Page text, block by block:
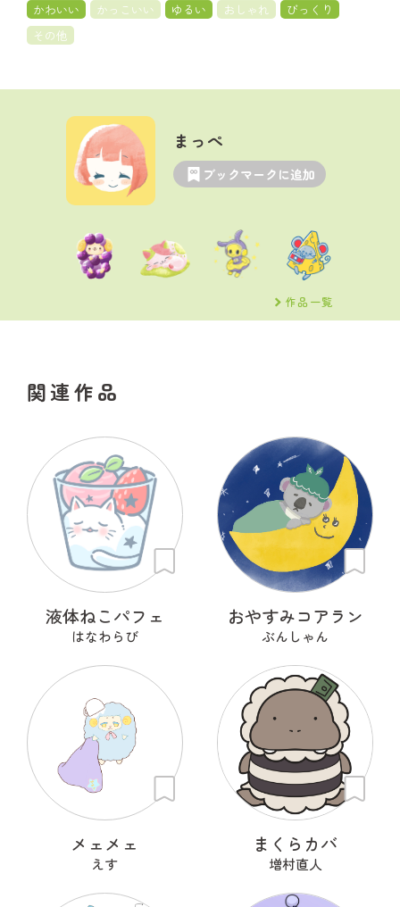
かわいい
かっこいい ゆるい おしゃれ
びっくり
その他
まっぺ
ブックマークに追加
作品一覧
関連作品
液体ねこパフェ
はなわらび
おやすみコアラン
ぶんしゃん
メェメェ
えす
まくらカバ
増村直人